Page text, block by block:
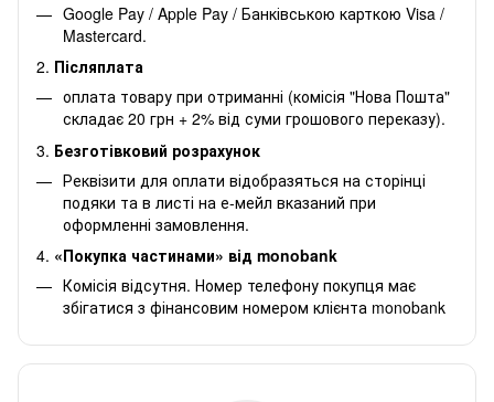
Google Pay / Apple Pay / Банківською карткою Visa /
Mastercard.
2. Післяплата
оплата товару при отриманні (комісія "Нова Пошта"
складає 20 грн + 2% від суми грошового переказу).
3. Безготівковий розрахунок
Реквізити для оплати відобразяться на сторінці
подяки та в листі на е-мейл вказаний при
оформленні замовлення.
4. «Покупка частинами» від monobank
Комісія відсутня. Номер телефону покупця має
збігатися з фінансовим номером клієнта monobank